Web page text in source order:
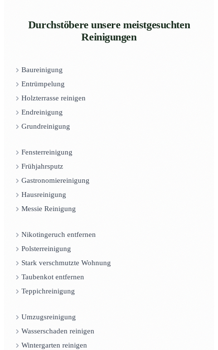
Durchstöbere unsere meistgesuchten
Reinigungen
Baureinigung
Entrümpelung
Holzterrasse reinigen
Endreinigung
Grundreinigung
Fensterreinigung
Frühjahrsputz
Gastronomiereinigung
Hausreinigung
Messie Reinigung
Nikotingeruch entfernen
Polsterreinigung
Stark verschmutzte Wohnung
Taubenkot entfernen
Teppichreinigung
Umzugsreinigung
Wasserschaden reinigen
Wintergarten reinigen